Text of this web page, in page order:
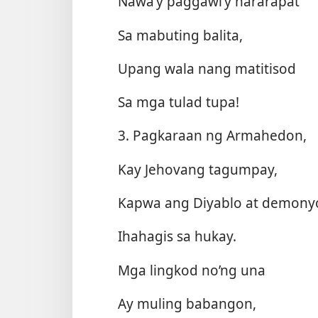
Sa mabuting balita,
Upang wala nang matitisod
Sa mga tulad tupa!
3. Pagkaraan ng Armahedon,
Kay Jehovang tagumpay,
Kapwa ang Diyablo at
Ihahagis sa hukay.
Mga lingkod no’ng una
Ay muling babangon,